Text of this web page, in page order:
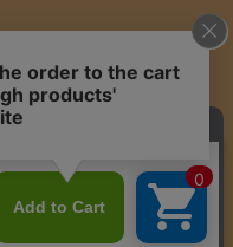
利用規約
会社概要